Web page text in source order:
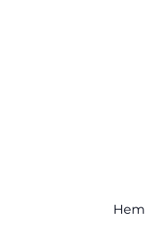
Hem